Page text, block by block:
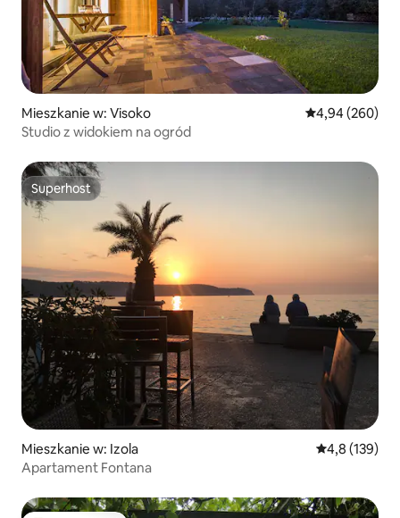
Mieszkanie w: Visoko Średnia
4,94 (260)
Studio z widokiem na ogród
Superhost
Superhost
Mieszkanie w: Izola Średnia
4,8 (139)
Apartament Fontana